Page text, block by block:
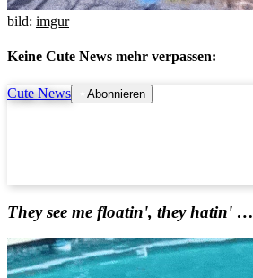
bild: imgur
Keine Cute News mehr verpassen:
Cute News Abonnieren
They see me floatin', they hatin' …